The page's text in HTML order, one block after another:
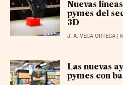
Nuevas
pymes del
3D
J. A. VEGA ORTEGA |
Las nuevas
pymes con